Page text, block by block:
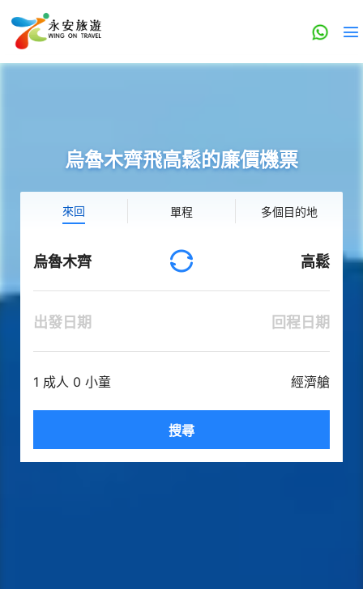
烏魯木齊飛高鬆的廉價機票
來回 單程 多個目的地
烏魯木齊 高鬆
出發日期 回程日期
1 成人 0 小童 經濟艙
搜尋